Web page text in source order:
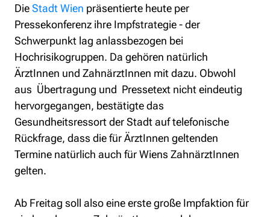
Die Stadt Wien präsentierte heute per
Pressekonferenz ihre Impfstrategie - der
Schwerpunkt lag anlassbezogen bei
Hochrisikogruppen. Da gehören natürlich
ÄrztInnen und ZahnärztInnen mit dazu. Obwohl
aus  Übertragung und  Pressetext nicht eindeutig
hervorgegangen, bestätigte das
Gesundheitsressort der Stadt auf telefonische
Rückfrage, dass die für ÄrztInnen geltenden
Termine natürlich auch für Wiens ZahnärztInnen
gelten.
Ab Freitag soll also eine erste große Impfaktion für